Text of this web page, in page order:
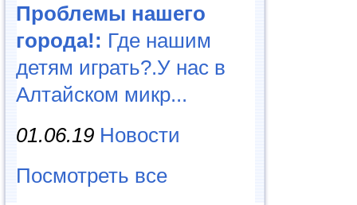
Проблемы нашего
города!: Где нашим
детям играть?.У нас в
Алтайском микр...
01.06.19 Новости
Посмотреть все